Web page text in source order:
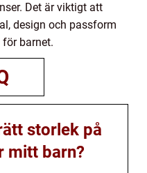
Det är viktigt att
design och passform
barnet.
storlek på
mitt barn?